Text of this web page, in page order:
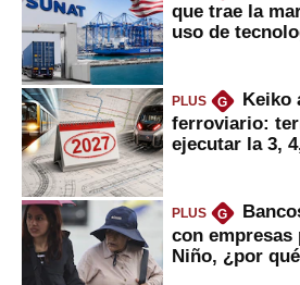
que trae la
uso de
PLUS G
Keiko
ferroviario:
ejecutar la 3,
PLUS G
con empresas
Niño, ¿por